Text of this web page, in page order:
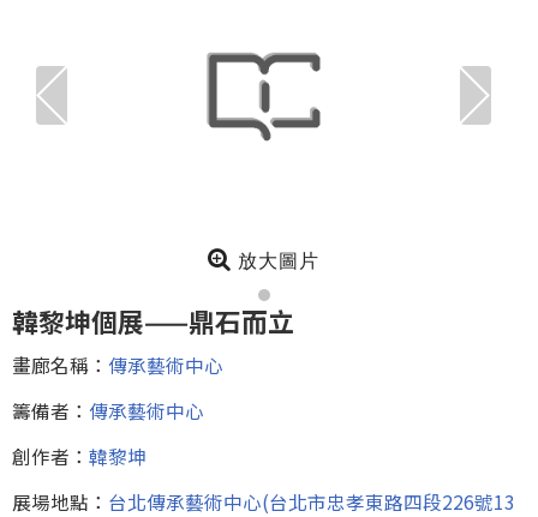
放大圖片
韓黎坤個展——鼎石而立
畫廊名稱： 傳承藝術中心
籌備者： 傳承藝術中心
創作者： 韓黎坤
展場地點： 台北傳承藝術中心(台北市忠孝東路四段226號13